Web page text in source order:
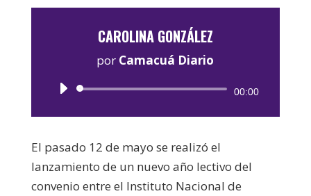
CAROLINA GONZÁLEZ
por Camacuá Diario
Reproductor
00:00
El pasado 12 de mayo se realizó el
lanzamiento de un nuevo año lectivo del
convenio entre el Instituto Nacional de